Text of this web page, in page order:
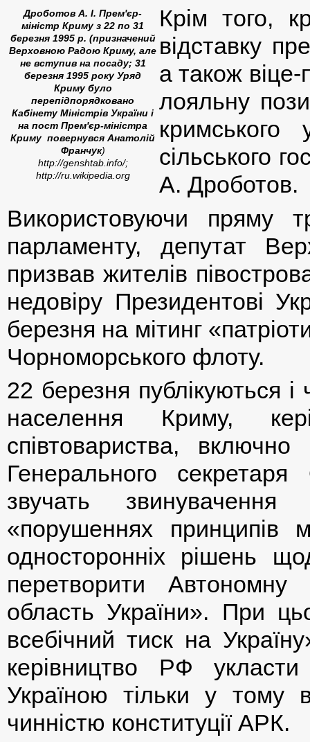
Дроботов А. І. Прем'єр-
міністр Криму з 22 по 31
березня 1995 р. (призначений
Верховною Радою Криму, але
не вступив на посаду; 31
березня 1995 року Уряд
Криму було
перепідпорядковано
Кабінету Міністрів України і
на пост Прем'єр-міністра
Криму повернувся Анатолій
Франчук)
http://genshtab.info/;
http://ru.wikipedia.org
Крім того,
відставку
а також
лояльну
кримського
сільського
А. Дроботов.
Використовуючи пряму
парламенту, депутат
призвав жителів
недовіру Президентові
березня на мітинг
Чорноморського флоту.
22 березня публікуються
населення Криму,
співтовариства,
Генерального
звучать
«порушеннях принципів
односторонніх рішень
перетворити
область України». При
всебічний тиск на
керівництво РФ
Україною тільки у тому
чинністю конституції АРК.